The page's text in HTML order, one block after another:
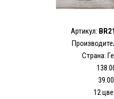
Артикул:
Страна:
12